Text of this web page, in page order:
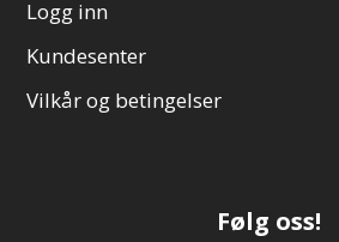
Logg inn
Kundesenter
Vilkår og betingelser
Følg oss!